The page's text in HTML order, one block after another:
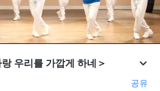
우리를 가깝게 하네＞
공유